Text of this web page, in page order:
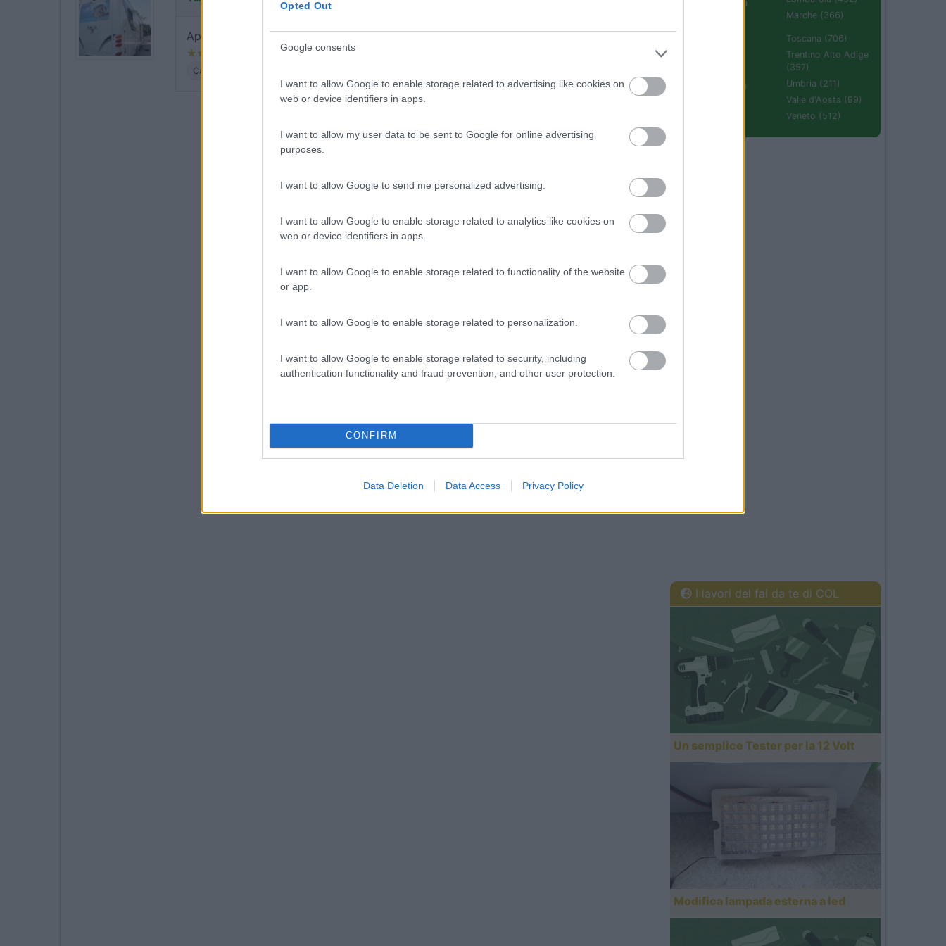
Opted Out
Google consents
I want to allow Google to enable storage related to advertising like cookies on
web or device identifiers in apps.
I want to allow my user data to be sent to Google for online advertising
purposes.
I want to allow Google to send me personalized advertising.
I want to allow Google to enable storage related to analytics like cookies on
web or device identifiers in apps.
I want to allow Google to enable storage related to functionality of the website
or app.
I want to allow Google to enable storage related to personalization.
I want to allow Google to enable storage related to security, including
authentication functionality and fraud prevention, and other user protection.
CONFIRM
Data Deletion Data Access Privacy Policy
Appartata e tranquilla sulla riva sinistra del meno
Caratteristiche
Emilia Romagna
Marche (366)
Sardegna (336)
Toscana (706)
Trentino Alto Adige
(357)
Umbria (211)
Valle d'Aosta (99)
Veneto (512)
I lavori del fai da te di COL
Un semplice Tester per la 12 Volt
Modifica lampada esterna a led